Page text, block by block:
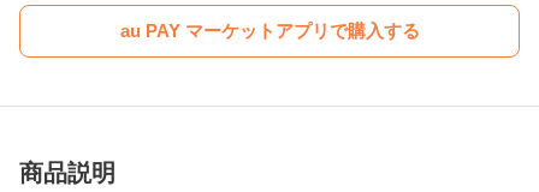
au PAY マーケットアプリで購入する
商品説明